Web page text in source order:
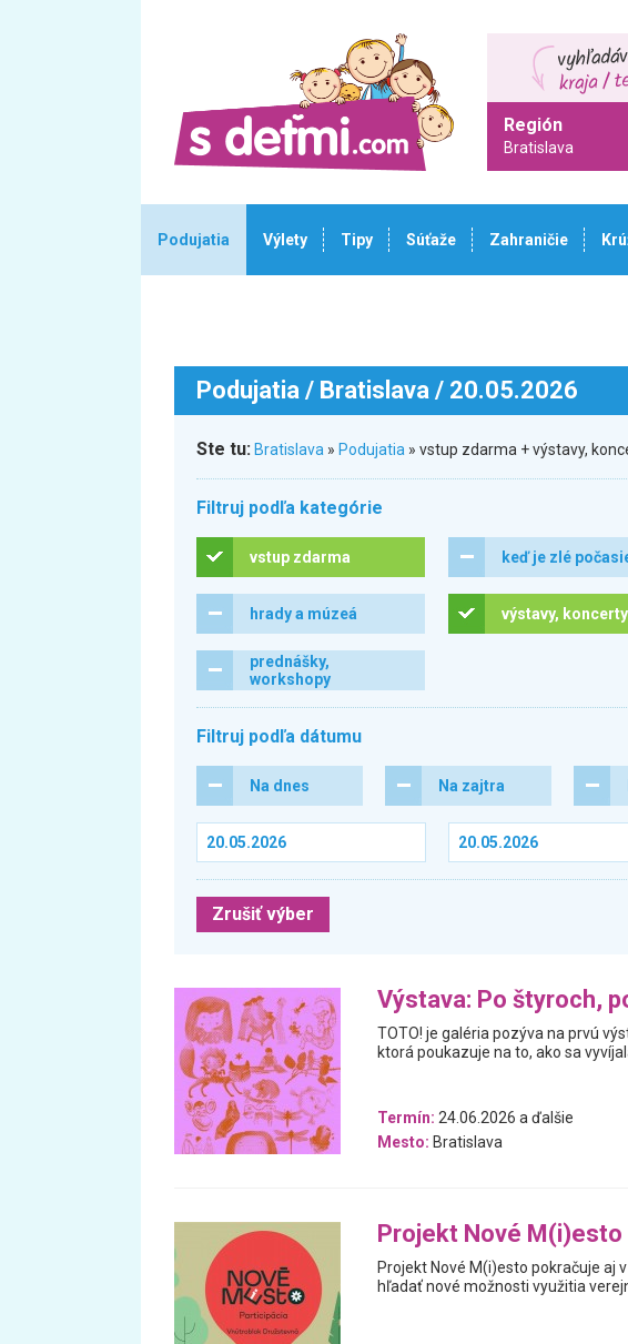
Región
Bratislava
Podujatia Výlety Tipy Súťaže Zahraničie
Podujatia / Bratislava / 20.05.2026
Ste tu: Bratislava » Podujatia » vstup zdarma + výstavy,
Filtruj podľa kategórie
vstup zdarma keď je zlé
hrady a múzeá výstavy, koncerty
prednášky,
workshopy
Filtruj podľa dátumu
Na dnes Na zajtra
Zrušiť výber
Výstava: Po štyroch,
TOTO! je galéria pozýva na prvú
ktorá poukazuje na to, ako sa
Termín: 24.06.2026 a ďalšie
Mesto: Bratislava
Projekt Nové M(i)esto
Projekt Nové M(i)esto pokračuje aj
hľadať nové možnosti využitia